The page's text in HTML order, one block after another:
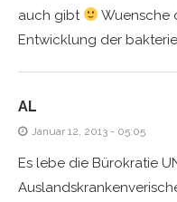
auch gibt
Wuensche
Entwicklung der
AL
Januar 12, 2013 - 05:05
Es lebe die Bürokratie